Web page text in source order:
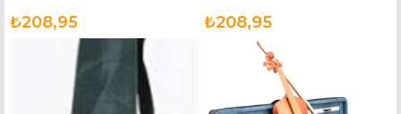
₺208,95 ₺208,95